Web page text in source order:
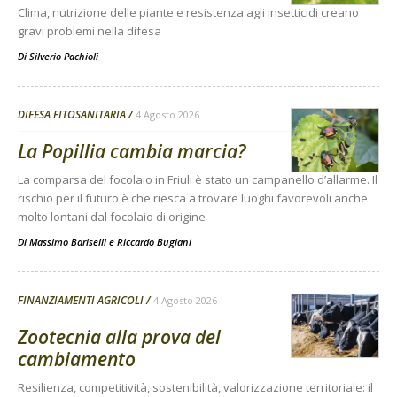
Clima, nutrizione delle piante e resistenza agli insetticidi creano
gravi problemi nella difesa
Di Silverio Pachioli
DIFESA FITOSANITARIA 4 Agosto 2026
La Popillia cambia marcia?
La comparsa del focolaio in Friuli è stato un campanello d’allarme. Il
rischio per il futuro è che riesca a trovare luoghi favorevoli anche
molto lontani dal focolaio di origine
Di Massimo Bariselli e Riccardo Bugiani
FINANZIAMENTI AGRICOLI 4 Agosto 2026
Zootecnia alla prova del
cambiamento
Resilienza, competitività, sostenibilità, valorizzazione territoriale: il